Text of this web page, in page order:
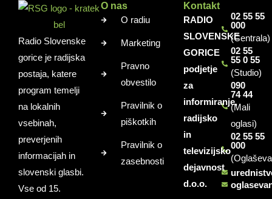
Radio Slovenske
gorice je radijska
postaja, katere
program temelji
na lokalnih
vsebinah,
preverjenih
informacijah in
slovenski glasbi.
Vse od 15.
O nas
O radiu
Marketing
Pravno
obvestilo
Pravilnik o
piškotkih
Pravilnik o
zasebnosti
Kontakt
RADIO
SLOVENSKE
GORICE
podjetje
za
informiranje,
radijsko
in
televizijsko
dejavnost
d.o.o.
02 55 55
000
(Centrala)
02 55
55 0 55
(Studio)
090
74 44
(Mali
oglasi)
02 55 55
000